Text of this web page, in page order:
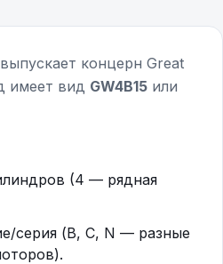
концерн Great
имеет вид GW4B15 или
(4 — рядная
серия (B, C, N — разные